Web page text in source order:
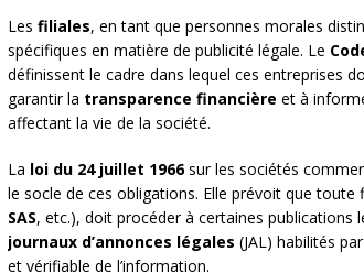
Les filiales, en tant que personnes morales
spécifiques en matière de publicité légale. Le
définissent le cadre dans lequel ces entreprises
garantir la transparence financière et à
affectant la vie de la société.
La loi du 24 juillet 1966sur les sociétés
le socle de ces obligations. Elle prévoit que
SAS, etc.), doit procéder à certaines publications
journaux d’annonces légales (JAL) habilités
et vérifiable de l’information.